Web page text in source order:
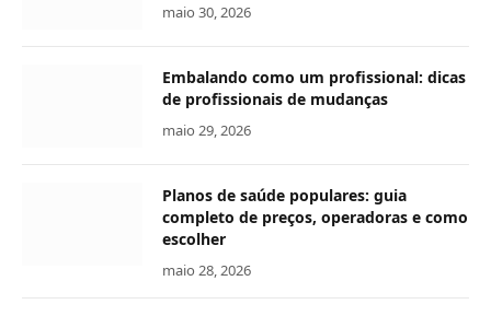
maio 30, 2026
Embalando como um profissional: dicas
de profissionais de mudanças
maio 29, 2026
Planos de saúde populares: guia
completo de preços, operadoras e como
escolher
maio 28, 2026